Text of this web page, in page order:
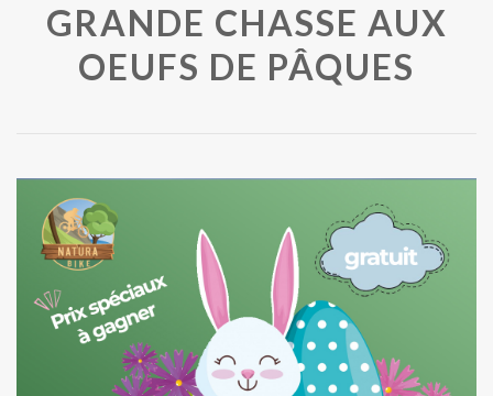
GRANDE CHASSE AUX
OEUFS DE PÂQUES